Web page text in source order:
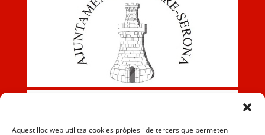
Aquest lloc web utilitza cookies pròpies i de tercers que permeten